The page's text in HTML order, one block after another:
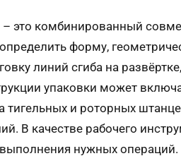
это комбинированный
форму,
линий сгиба на
упаковки может
тигельных и роторных
В качестве рабочего
нужных операций.